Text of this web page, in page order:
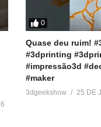
0
Quase deu ruim!
#3dprinting
#impressão3d
#maker
3dgeekshow 25 DE